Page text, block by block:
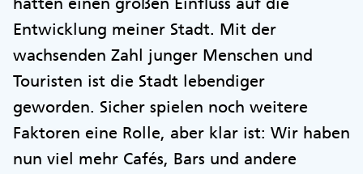
Entwicklung meiner Stadt. Mit der
wachsenden Zahl junger Menschen und
Touristen ist die Stadt lebendiger
geworden. Sicher spielen noch weitere
Faktoren eine Rolle, aber klar ist: Wir haben
nun viel mehr Cafés, Bars und andere